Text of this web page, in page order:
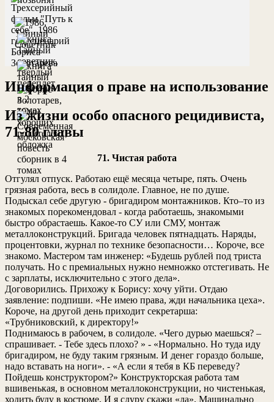
Информация о праве на использование
Из жизни особо опасного рецидивиста,
71-80 главы
71. Чистая работа
Отгулял отпуск. Работаю ещё месяца четыре, пять. Очень
грязная работа, весь в солидоле. Главное, не по душе.
Подыскал себе другую - бригадиром монтажников. Кто–то из
знакомых порекомендовал - когда работаешь, знакомыми
быстро обрастаешь. Какое-то СУ или СМУ, монтаж
металлоконструкций. Бригада человек пятнадцать. Наряды,
процентовки, журнал по технике безопасности… Короче, все
знакомо. Мастером там инженер: «Будешь рублей под триста
получать. Но с премиальных нужно немножко отстегивать. Не
с зарплаты, исключительно с этого дела».
Договорились. Прихожу к Борису: хочу уйти. Отдаю
заявление: подпиши. «Не имею права, жди начальника цеха».
Короче, на другой день приходит секретарша:
«Трубниковский, к директору!»
Поднимаюсь в рабочем, в солидоле. «Чего дурью маешься? –
спрашивает. - Тебе здесь плохо? » - «Нормально. Но туда иду
бригадиром, не буду таким грязным. И денег гораздо больше,
надо вставать на ноги». - «А если я тебя в КБ переведу?
Пойдешь конструктором?» Конструкторская работа там
вшивенькая, в основном металлоконструкции, но чистенькая,
ходить буду в костюме. И я сдуру скажи «да». Машинально